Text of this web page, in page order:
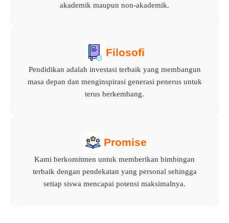
akademik maupun non-akademik.
Filosofi
Pendidikan adalah investasi terbaik yang membangun
masa depan dan menginspirasi generasi penerus untuk
terus berkembang.
Promise
Kami berkomitmen untuk memberikan bimbingan
terbaik dengan pendekatan yang personal sehingga
setiap siswa mencapai potensi maksimalnya.